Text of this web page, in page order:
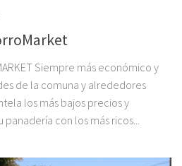
Siempre más económico y
de la comuna y alrededores
los más bajos precios y
con los más ricos...